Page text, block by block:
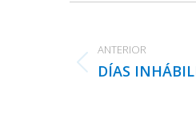
entre
ANTERIOR
Publicación
DÍAS